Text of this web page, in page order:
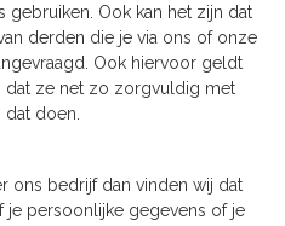
gebruiken. Ook kan het zijn dat
derden die je via ons of onze
Ook hiervoor geldt
dat ze net zo zorgvuldig met
doen.
ons bedrijf dan vinden wij dat
je persoonlijke gegevens of je